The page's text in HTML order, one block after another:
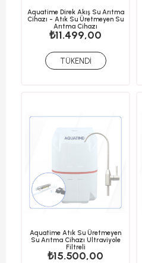
Aquatime Direk Akış Su Arıtma
Cihazı - Atık Su Üretmeyen Su
Arıtma Cihazı
₺11.499,00
TÜKENDI
Aquatime Atık Su Üretmeyen
Su Arıtma Cihazı Ultraviyole
Filtreli
₺15.500,00